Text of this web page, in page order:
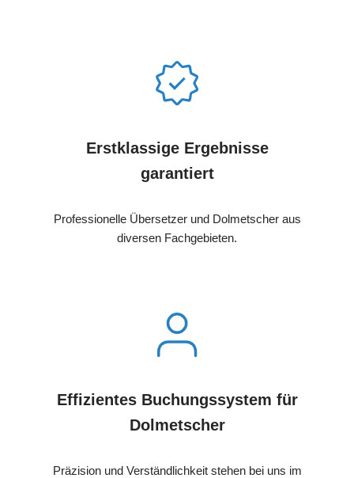
Erstklassige Ergebnisse
garantiert
Professionelle Übersetzer und Dolmetscher aus
diversen Fachgebieten.
Effizientes Buchungssystem für
Dolmetscher
Präzision und Verständlichkeit stehen bei uns im